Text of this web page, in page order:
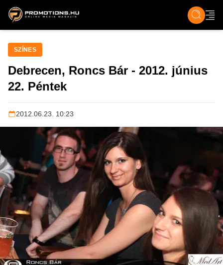
ZENE, FILM & KULT ÉLET TECH &
SZÍNES
Debrecen, Roncs Bár - 2012. június
22. Péntek
2012.06.23. 10:23